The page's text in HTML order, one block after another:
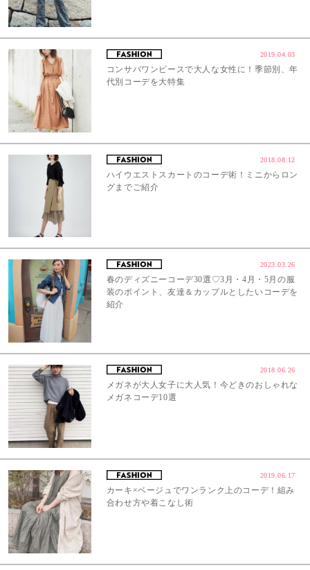
2019.04.03
コンサバワンピースで大人な女性に！季節別、年
代別コーデを大特集
2018.08.12
ハイウエストスカートのコーデ術！ミニからロン
グまでご紹介
2023.03.26
春のディズニーコーデ30選♡3月・4月・5月の服
装のポイント、友達＆カップルとしたいコーデを
紹介
2018.06.26
メガネが大人女子に大人気！今どきのおしゃれな
メガネコーデ10選
2019.06.17
カーキ×ベージュでワンランク上のコーデ！組み
合わせ方や着こなし術